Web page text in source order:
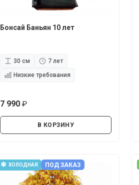
Бонсай Баньян 10 лет
30 см
7 лет
Низкие требования
7 990
В КОРЗИНУ
❄ ХОЛОДНАЯ ПОД ЗАКАЗ